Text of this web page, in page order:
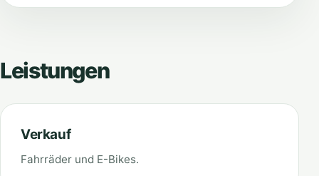
Leistungen
Verkauf
Fahrräder und E-Bikes.